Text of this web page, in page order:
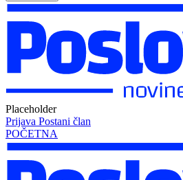
Placeholder
Prijava Postani član
POČETNA